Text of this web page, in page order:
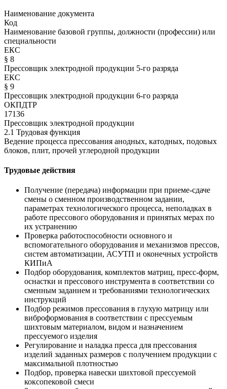
Наименование документа
Код
Наименование базовой группы, должности (профессии) или
специальности
ЕКС
§ 8
Прессовщик электродной продукции 5-го разряда
ЕКС
§ 9
Прессовщик электродной продукции 6-го разряда
ОКПДТР
17136
Прессовщик электродной продукции
2.1 Трудовая функция
Ведение процесса прессования анодных, катодных, подовых
блоков, плит, прочей углеродной продукции
Трудовые действия
Получение (передача) информации при приеме-сдаче
смены о сменном производственном задании,
параметрах технологического процесса, неполадках в
работе прессового оборудования и принятых мерах по
их устранению
Проверка работоспособности основного и
вспомогательного оборудования и механизмов прессов,
систем автоматизации, АСУТП и оконечных устройств
КИПиА
Подбор оборудования, комплектов матриц, пресс-форм,
оснастки и прессового инструмента в соответствии со
сменным заданием и требованиями технологических
инструкций
Подбор режимов прессования в глухую матрицу или
виброформования в соответствии с прессуемым
шихтовым материалом, видом и назначением
прессуемого изделия
Регулирование и наладка пресса для прессования
изделий заданных размеров с получением продукции с
максимальной плотностью
Подбор, проверка навески шихтовой прессуемой
коксопековой смеси